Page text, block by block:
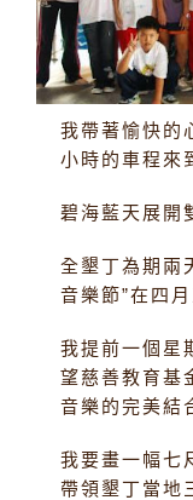
我帶著愉快的
小時的車程來
碧海藍天展開
全墾丁為期兩
音樂節”在四
我提前一個星
望慈善教育基
音樂的完美結
我要畫一幅七
帶領墾丁當地